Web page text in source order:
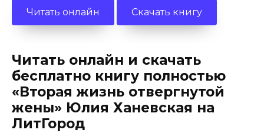
Читать онлайн Скачать книгу
Читать онлайн и скачать
бесплатно книгу полностью
«Вторая жизнь отвергнутой
жены» Юлия Ханевская на
ЛитГород